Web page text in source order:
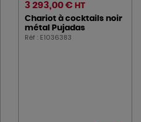
3 293,00 € HT
Chariot à cocktails noir
métal Pujadas
Réf : E1036383